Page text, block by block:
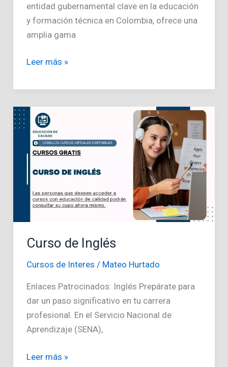
entidad gubernamental clave en la educación
y formación técnica en Colombia, ofrece una
amplia gama
Curso
Turismo
Leer más »
Curso de Inglés
Cursos de Interes / Mateo Hurtado
Enlaces Patrocinados: Inglés Prepárate para
dar un paso significativo en tu carrera
profesional. En el Servicio Nacional de
Aprendizaje (SENA),
Curso
Leer más »